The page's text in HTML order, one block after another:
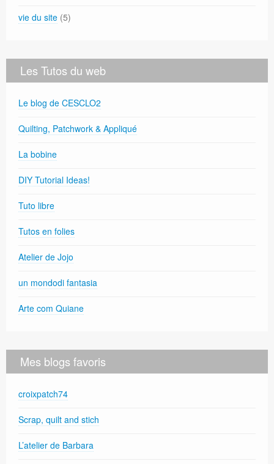
vie du site (5)
Les Tutos du web
Le blog de CESCLO2
Quilting, Patchwork & Appliqué
La bobine
DIY Tutorial Ideas!
Tuto libre
Tutos en folies
Atelier de Jojo
un mondodi fantasia
Arte com Quiane
Mes blogs favoris
croixpatch74
Scrap, quilt and stich
L’atelier de Barbara